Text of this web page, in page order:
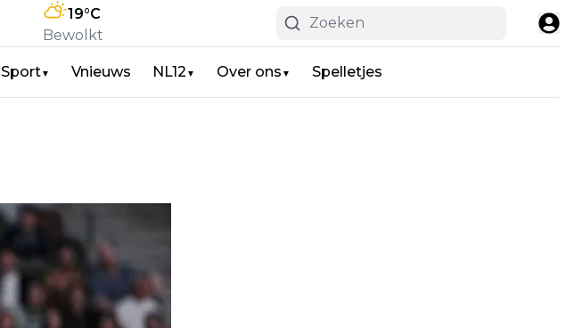
19°C
Bewolkt
Sport▼ Vnieuws NL12 ▼ Over ons ▼ Spelletjes